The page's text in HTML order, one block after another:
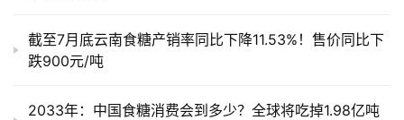
截至7月底云南食糖产销率同比下降11.53%！售价同比下
跌900元/吨
2033年：中国食糖消费会到多少？全球将吃掉1.98亿吨